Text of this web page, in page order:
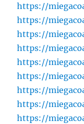
https://
https://
https://
https://
https://
https://
https://
https://
https://